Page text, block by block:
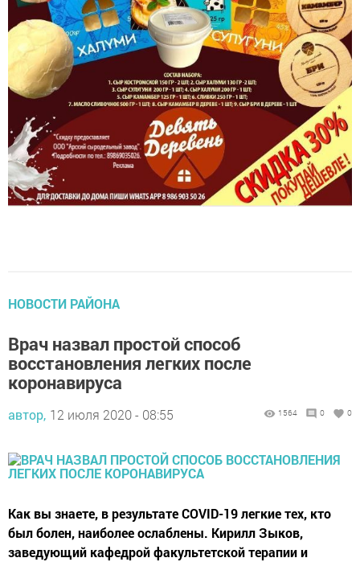
НОВОСТИ РАЙОНА
Врач назвал простой способ
восстановления легких после
коронавируса
автор, 12 июля 2020 - 08:55 1564 0 0
Как вы знаете, в результате COVID-19 легкие тех, кто
был болен, наиболее ослаблены. Кирилл Зыков,
заведующий кафедрой факультетской терапии и